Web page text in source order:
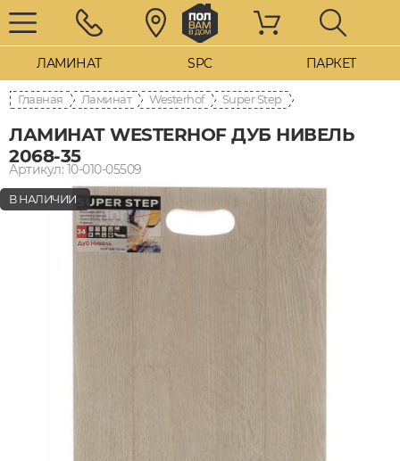
ЛАМИНАТ SPC ПАРКЕТ
Главная Ламинат Westerhof Super Step
ЛАМИНАТ WESTERHOF ДУБ НИВЕЛЬ
2068-35
Артикул: 10-010-05509
В НАЛИЧИИ